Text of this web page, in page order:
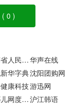
部下载
( 0 )
湖南省人民政府华声在线
华字典沈阳团购网
康科技游迅网
去哪儿网度假频道沪江韩语